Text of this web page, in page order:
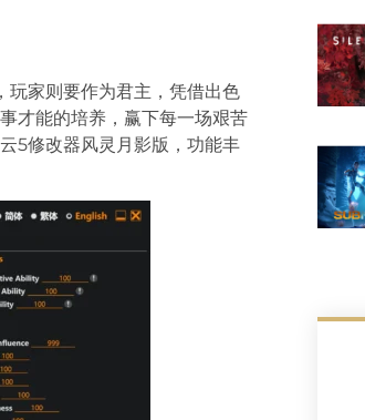
玩家则要作为君主，凭借出色
才能的培养，赢下每一场艰苦
5修改器风灵月影版，功能丰